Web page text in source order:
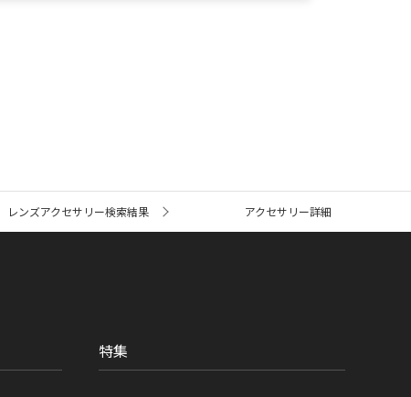
レンズアクセサリー検索結果 アクセサリー詳細
特集